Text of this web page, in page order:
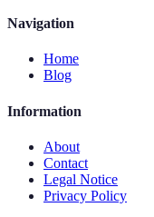
Navigation
Home
Blog
Information
About
Contact
Legal Notice
Privacy Policy